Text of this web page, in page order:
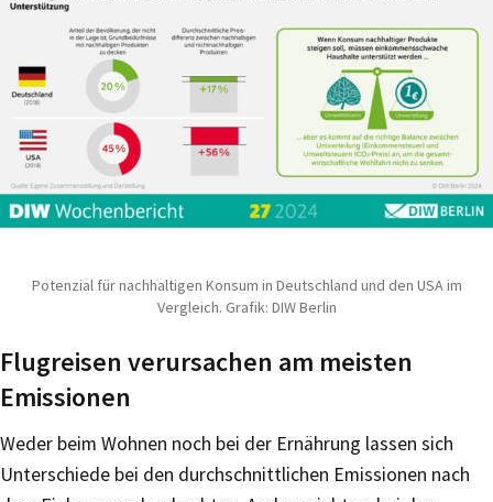
Potenzial für nachhaltigen Konsum in Deutschland und den USA im
Vergleich. Grafik: DIW Berlin
Flugreisen verursachen am meisten
Emissionen
Weder beim Wohnen noch bei der Ernährung lassen sich
Unterschiede bei den durchschnittlichen Emissionen nach